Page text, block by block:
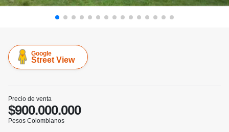
Google
Street View
Precio de venta
$900.000.000
Pesos Colombianos